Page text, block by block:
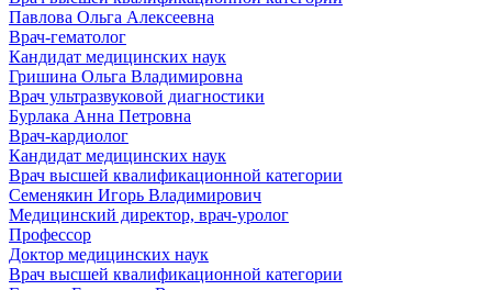
Павлова Ольга Алексеевна
Врач-гематолог
Кандидат медицинских наук
Гришина Ольга Владимировна
Врач ультразвуковой диагностики
Бурлака Анна Петровна
Врач-кардиолог
Кандидат медицинских наук
Врач высшей квалификационной категории
Семенякин Игорь Владимирович
Медицинский директор, врач-уролог
Профессор
Доктор медицинских наук
Врач высшей квалификационной категории